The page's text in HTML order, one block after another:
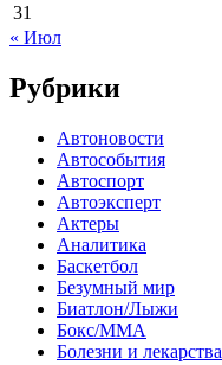
31
« Июл
Рубрики
Автоновости
Автособытия
Автоспорт
Автоэксперт
Актеры
Аналитика
Баскетбол
Безумный мир
Биатлон/Лыжи
Бокс/MMA
Болезни и лекарства